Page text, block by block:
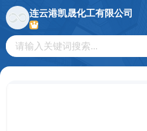
连云港凯晟化工有限公司